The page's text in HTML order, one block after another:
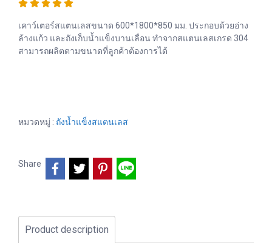
เคาว์เตอร์สแตนเลสขนาด 600*1800*850 มม. ประกอบด้วยอ่าง
ล้างแก้ว และถังเก็บน้ำแข็งบานเลื่อน ทำจากสแตนเลสเกรด 304
สามารถผลิตตามขนาดที่ลูกค้าต้องการได้
หมวดหมู่ : ถังน้ำแข็งสแตนเลส
Share
Product description